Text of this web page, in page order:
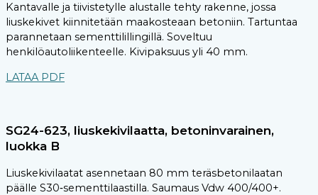
Kantavalle ja tiivistetylle alustalle tehty rakenne, jossa
liuskekivet kiinnitetään maakosteaan betoniin. Tartuntaa
parannetaan sementtilillingillä. Soveltuu
henkilöautoliikenteelle. Kivipaksuus yli 40 mm.
LATAA PDF
SG24-623, liuskekivilaatta, betoninvarainen,
luokka B
Liuskekivilaatat asennetaan 80 mm teräsbetonilaatan
päälle S30‑sementtilaastilla. Saumaus Vdw 400/400+.